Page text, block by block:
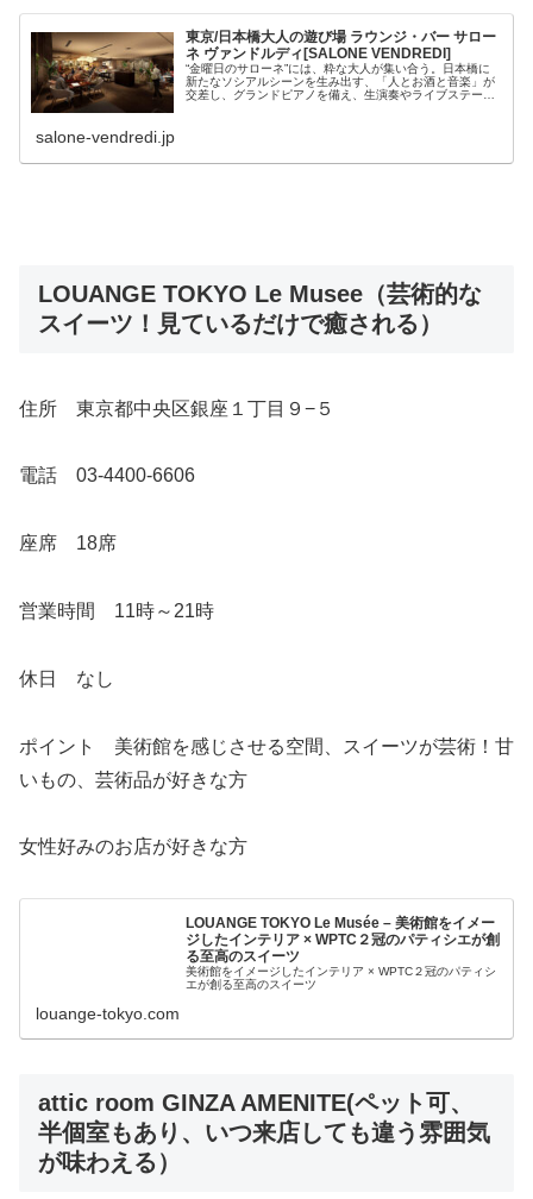
東京/日本橋大人の遊び場 ラウンジ・バー サロー
ネ ヴァンドルディ[SALONE VENDREDI]
“金曜日のサローネ”には、粋な大人が集い合う。日本橋に
新たなソシアルシーンを生み出す、「人とお酒と音楽」が
交差し、グランドピアノを備え、生演奏やライブステージ
salone-vendredi.jp
LOUANGE TOKYO Le Musee（芸術的な
スイーツ！見ているだけで癒される）
住所 東京都中央区銀座１丁目９−５
電話 03-4400-6606
座席 18席
営業時間 11時～21時
休日 なし
ポイント 美術館を感じさせる空間、スイーツが芸術！甘
いもの、芸術品が好きな方
女性好みのお店が好きな方
LOUANGE TOKYO Le Musée – 美術館をイメー
ジしたインテリア × WPTC２冠のパティシエが創
る至高のスイーツ
美術館をイメージしたインテリア × WPTC２冠のパティシ
エが創る至高のスイーツ
louange-tokyo.com
attic room GINZA AMENITE(ペット可、
半個室もあり、いつ来店しても違う雰囲気
が味わえる）